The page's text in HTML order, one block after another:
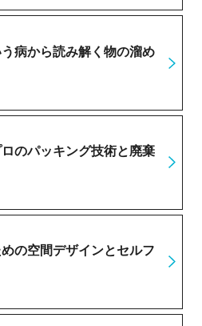
病から読み解く物の溜め
のパッキング技術と廃棄
の空間デザインとセルフ